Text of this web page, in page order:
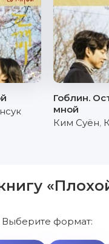
Гоблин.
мной
Ким Суён,
Выберите формат: